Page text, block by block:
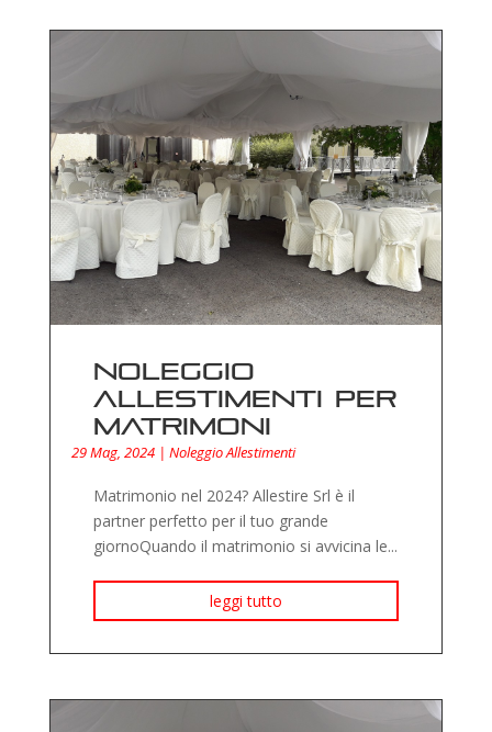
Noleggio
allestimenti per
matrimoni
29 Mag, 2024| Noleggio Allestimenti
Matrimonio nel 2024? Allestire Srl è il
partner perfetto per il tuo grande
giornoQuando il matrimonio si avvicina le...
leggi tutto